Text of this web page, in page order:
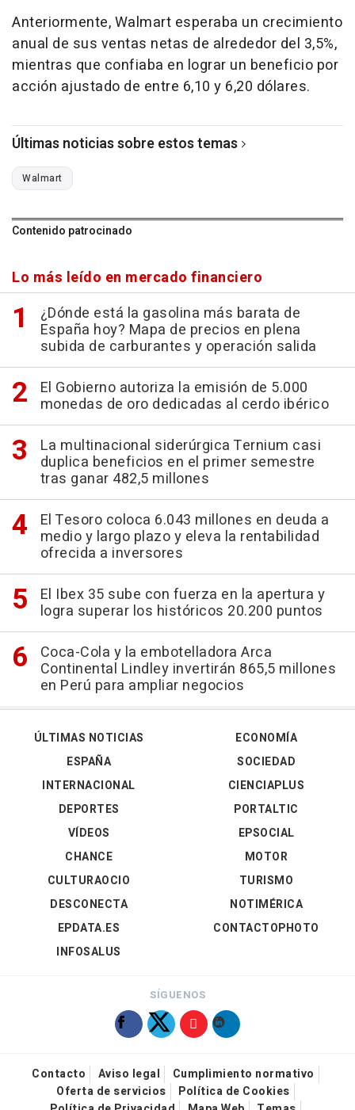
Anteriormente, Walmart esperaba un crecimiento
anual de sus ventas netas de alrededor del 3,5%,
mientras que confiaba en lograr un beneficio por
acción ajustado de entre 6,10 y 6,20 dólares.
Últimas noticias sobre estos temas
Walmart
Contenido patrocinado
Lo más leído en mercado financiero
¿Dónde está la gasolina más barata de
España hoy? Mapa de precios en plena
subida de carburantes y operación salida
El Gobierno autoriza la emisión de 5.000
monedas de oro dedicadas al cerdo ibérico
La multinacional siderúrgica Ternium casi
duplica beneficios en el primer semestre
tras ganar 482,5 millones
El Tesoro coloca 6.043 millones en deuda a
medio y largo plazo y eleva la rentabilidad
ofrecida a inversores
El Ibex 35 sube con fuerza en la apertura y
logra superar los históricos 20.200 puntos
Coca-Cola y la embotelladora Arca
Continental Lindley invertirán 865,5 millones
en Perú para ampliar negocios
ÚLTIMAS NOTICIAS
ESPAÑA
INTERNACIONAL
DEPORTES
VÍDEOS
ECONOMÍA
SOCIEDAD
CIENCIAPLUS
PORTALTIC
EPSOCIAL
CHANCE
CULTURAOCIO
DESCONECTA
EPDATA.ES
INFOSALUS
MOTOR
TURISMO
NOTIMÉRICA
CONTACTOPHOTO
SÍGUENOS
Contacto Aviso legal
Cumplimiento normativo
Oferta de servicios
Política de Cookies